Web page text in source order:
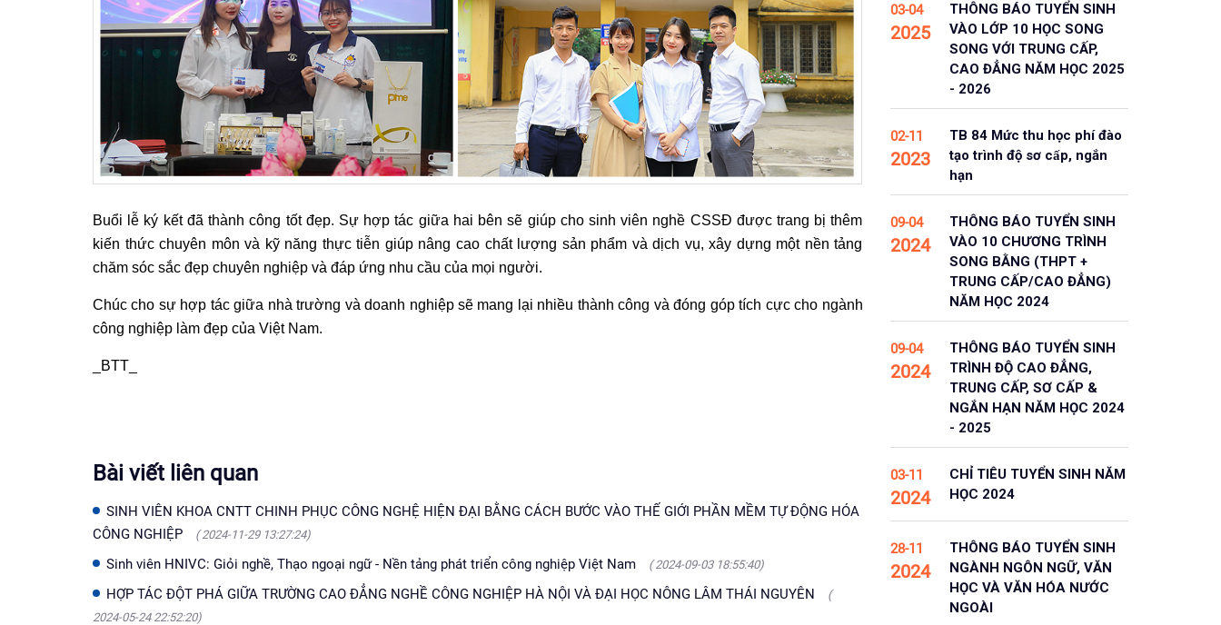
Buổi lễ ký kết đã thành công tốt đẹp. Sự hợp tác giữa hai bên sẽ giúp cho sinh viên nghề CSSĐ được trang bị thêm
kiến thức chuyên môn và kỹ năng thực tiễn giúp nâng cao chất lượng sản phẩm và dịch vụ, xây dựng một nền tảng
chăm sóc sắc đẹp chuyên nghiệp và đáp ứng nhu cầu của mọi người.
Chúc cho sự hợp tác giữa nhà trường và doanh nghiệp sẽ mang lại nhiều thành công và đóng góp tích cực cho ngành
công nghiệp làm đẹp của Việt Nam.
_BTT_
Bài viết liên quan
SINH VIÊN KHOA CNTT CHINH PHỤC CÔNG NGHỆ HIỆN ĐẠI BẰNG CÁCH BƯỚC VÀO THẾ GIỚI PHẦN MỀM TỰ ĐỘNG HÓA
CÔNG NGHIỆP
( 2024-11-29 13:27:24)
Sinh viên HNIVC: Giỏi nghề, Thạo ngoại ngữ - Nền tảng phát triển công nghiệp Việt Nam ( 2024-09-03 18:55:40)
HỢP TÁC ĐỘT PHÁ GIỮA TRƯỜNG CAO ĐẲNG NGHỀ CÔNG NGHIỆP HÀ NỘI VÀ ĐẠI HỌC NÔNG LÂM THÁI NGUYÊN
(
2024-05-24 22:52:20)
03-04
2025
THÔNG BÁO TUYỂN SINH
VÀO LỚP 10 HỌC SONG
SONG VỚI TRUNG CẤP,
CAO ĐẲNG NĂM HỌC 2025
- 2026
02-11
2023
TB 84 Mức thu học phí đào
tạo trình độ sơ cấp, ngắn
hạn
09-04
2024
THÔNG BÁO TUYỂN SINH
VÀO 10 CHƯƠNG TRÌNH
SONG BẰNG (THPT +
TRUNG CẤP/CAO ĐẲNG)
NĂM HỌC 2024
09-04
2024
THÔNG BÁO TUYỂN SINH
TRÌNH ĐỘ CAO ĐẲNG,
TRUNG CẤP, SƠ CẤP &
NGẮN HẠN NĂM HỌC 2024
- 2025
03-11
2024
CHỈ TIÊU TUYỂN SINH NĂM
HỌC 2024
28-11
2024
THÔNG BÁO TUYỂN SINH
NGÀNH NGÔN NGỮ, VĂN
HỌC VÀ VĂN HÓA NƯỚC
NGOÀI